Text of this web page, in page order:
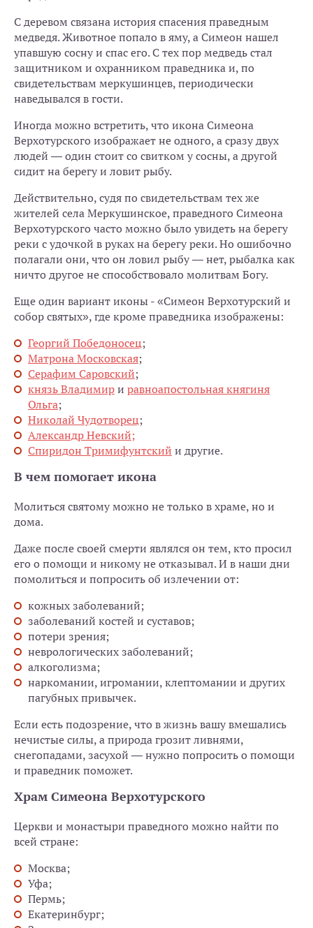
С деревом связана история спасения праведным
медведя. Животное попало в яму, а Симеон нашел
упавшую сосну и спас его. С тех пор медведь стал
защитником и охранником праведника и, по
свидетельствам меркушинцев, периодически
наведывался в гости.
Иногда можно встретить, что икона Симеона
Верхотурского изображает не одного, а сразу двух
людей — один стоит со свитком у сосны, а другой
сидит на берегу и ловит рыбу.
Действительно, судя по свидетельствам тех же
жителей села Меркушинское, праведного Симеона
Верхотурского часто можно было увидеть на берегу
реки с удочкой в руках на берегу реки. Но ошибочно
полагали они, что он ловил рыбу — нет, рыбалка как
ничто другое не способствовало молитвам Богу.
Еще один вариант иконы - «Симеон Верхотурский и
собор святых», где кроме праведника изображены:
Георгий Победоносец;
Матрона Московская;
Серафим Саровский;
князь Владимир и равноапостольная княгиня
Ольга;
Николай Чудотворец;
Александр Невский;
Спиридон Тримифунтский и другие.
В чем помогает икона
Молиться святому можно не только в храме, но и
дома.
Даже после своей смерти являлся он тем, кто просил
его о помощи и никому не отказывал. И в наши дни
помолиться и попросить об излечении от:
кожных заболеваний;
заболеваний костей и суставов;
потери зрения;
неврологических заболеваний;
алкоголизма;
наркомании, игромании, клептомании и других
пагубных привычек.
Если есть подозрение, что в жизнь вашу вмешались
нечистые силы, а природа грозит ливнями,
снегопадами, засухой — нужно попросить о помощи
и праведник поможет.
Храм Симеона Верхотурского
Церкви и монастыри праведного можно найти по
всей стране:
Москва;
Уфа;
Пермь;
Екатеринбург;